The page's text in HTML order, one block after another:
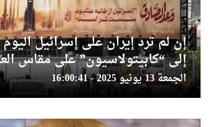
إن لم ترد إيران على إسرائيل
إلى “كابيتولاسيون” على مقاس العام
الجمعة 13 يونيو 2025 - 16:00:41